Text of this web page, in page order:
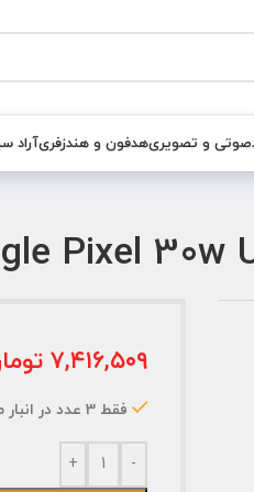
صوتی و تصویریهدفون و هندزفریآراد
۷,۴۱۶,۵۰۹
فقط 3 عدد در انبار موجود است
-
+